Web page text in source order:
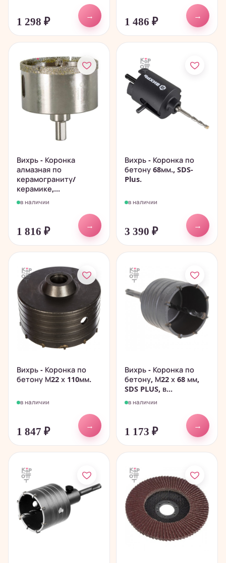
1 298 ₽
→
1 486 ₽
→
Вихрь - Коронка
алмазная по
керамограниту/
керамике,...
в наличии
1 816 ₽
→
Вихрь - Коронка по
бетону 68мм., SDS-
Plus.
в наличии
3 390 ₽
→
Вихрь - Коронка по
бетону М22 х 110мм.
в наличии
1 847 ₽
→
Вихрь - Коронка по
бетону, М22 х 68 мм,
SDS PLUS, в...
в наличии
1 173 ₽
→